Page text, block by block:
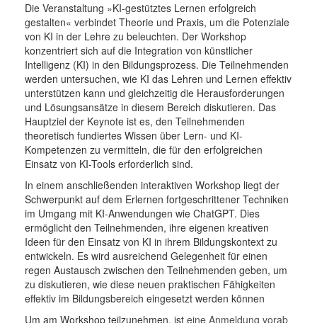
Die Veranstaltung »KI-gestütztes Lernen erfolgreich
gestalten« verbindet Theorie und Praxis, um die Potenziale
von KI in der Lehre zu beleuchten. Der Workshop
konzentriert sich auf die Integration von künstlicher
Intelligenz (KI) in den Bildungsprozess. Die Teilnehmenden
werden untersuchen, wie KI das Lehren und Lernen effektiv
unterstützen kann und gleichzeitig die Herausforderungen
und Lösungsansätze in diesem Bereich diskutieren. Das
Hauptziel der Keynote ist es, den Teilnehmenden
theoretisch fundiertes Wissen über Lern- und KI-
Kompetenzen zu vermitteln, die für den erfolgreichen
Einsatz von KI-Tools erforderlich sind.
In einem anschließenden interaktiven Workshop liegt der
Schwerpunkt auf dem Erlernen fortgeschrittener Techniken
im Umgang mit KI-Anwendungen wie ChatGPT. Dies
ermöglicht den Teilnehmenden, ihre eigenen kreativen
Ideen für den Einsatz von KI in ihrem Bildungskontext zu
entwickeln. Es wird ausreichend Gelegenheit für einen
regen Austausch zwischen den Teilnehmenden geben, um
zu diskutieren, wie diese neuen praktischen Fähigkeiten
effektiv im Bildungsbereich eingesetzt werden können
Um am Workshop teilzunehmen, ist eine Anmeldung vorab